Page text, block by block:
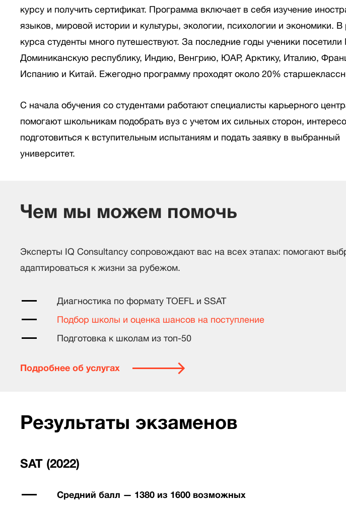
курсу и получить сертификат. Программа включает в себя изучение
языков, мировой истории и культуры, экологии, психологии и экономики. В
курса студенты много путешествуют. За последние годы ученики посетили
Доминиканскую республику, Индию, Венгрию, ЮАР, Арктику, Италию,
Испанию и Китай. Ежегодно программу проходят около 20%
С начала обучения со студентами работают специалисты карьерного
помогают школьникам подобрать вуз с учетом их сильных сторон,
подготовиться к вступительным испытаниям и подать заявку в выбранный
университет.
Чем мы можем помочь
Эксперты IQ Consultancy сопровождают вас на всех этапах: помогают
адаптироваться к жизни за рубежом.
Диагностика по формату TOEFL и SSAT
Подбор школы и оценка шансов на поступление
Подготовка к школам из топ-50
Подробнее об услугах
Результаты экзаменов
SAT (2022)
Средний балл — 1380 из 1600 возможных